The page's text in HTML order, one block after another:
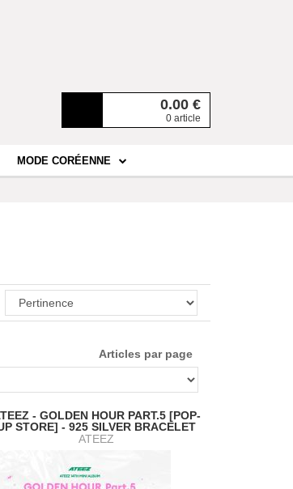
0.00 €
0 article
MODE CORÉENNE
Articles par page
- GOLDEN HOUR PART.5 [POP-
STORE] - 925 SILVER BRACELET
ATEEZ